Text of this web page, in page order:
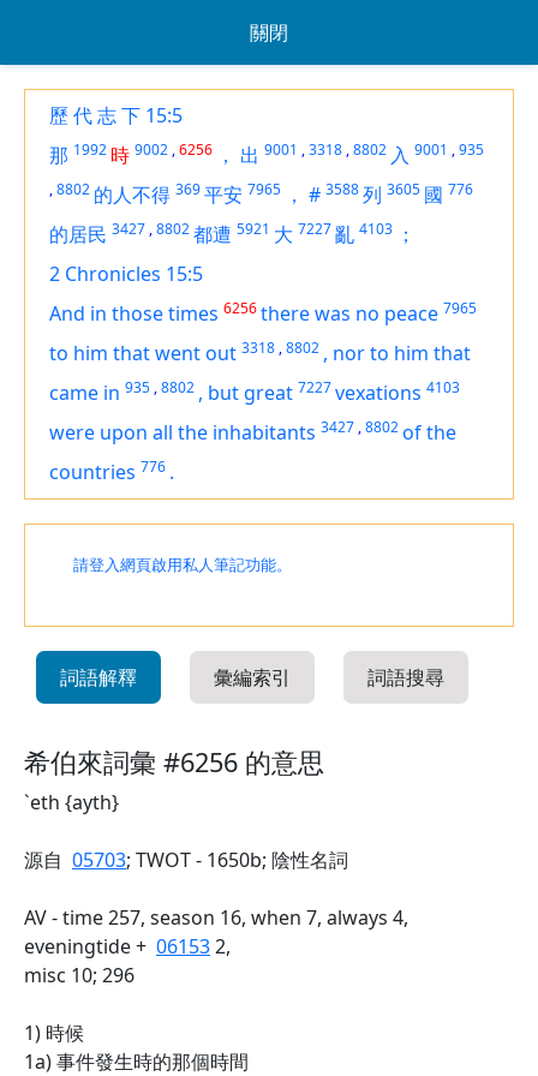
關閉
歷 代 志 下 15:5
那 1992 時 9002 ,6256 ， 出 9001 ,3318 ,8802 入 9001 ,935
,8802 的人不得 369平安 7965 ， # 3588列 3605 國 776
的居民 3427 ,8802都遭 5921 大 7227亂 4103 ；
2 Chronicles 15:5
And in those times 6256there was no peace 7965
to him that went out 3318 ,8802 , nor to him that
came in 935 ,8802 , but great 7227vexations 4103
were upon all the inhabitants 3427 ,8802of the
countries 776 .
請登入網頁啟用私人筆記功能。
詞語解釋 彙編索引 詞語搜尋
希伯來詞彙 #6256 的意思
`eth {ayth}
源自 05703; TWOT - 1650b; 陰性名詞
AV - time 257, season 16, when 7, always 4,
eveningtide + 061532,
misc 10; 296
1) 時候
1a) 事件發生時的那個時間